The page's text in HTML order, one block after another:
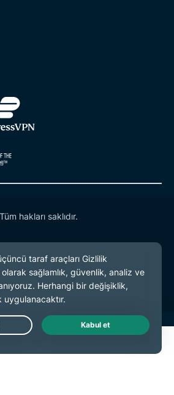
hakları saklıdır.
Live Chat